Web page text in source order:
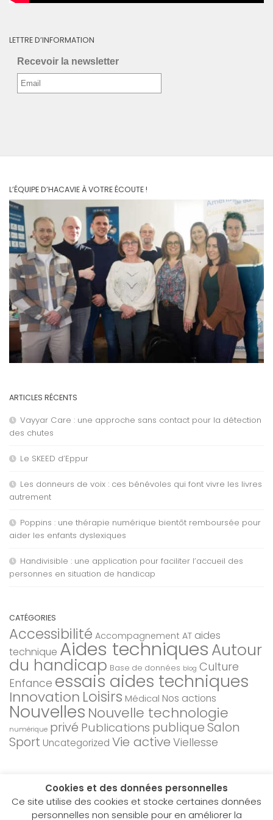
LETTRE D’INFORMATION
Recevoir la newsletter
L’ÉQUIPE D’HACAVIE À VOTRE ÉCOUTE !
ARTICLES RÉCENTS
Vayyar Care : une approche sans contact pour la détection
des chutes
Le SKEED d’Eppur
Les donneurs de voix : ces bénévoles qui font vivre les livres
autrement
Poppins : une thérapie numérique bientôt remboursée pour
aider les enfants dyslexiques
Handivisible : une application pour faciliter l’accueil des
personnes en situation de handicap
CATÉGORIES
Accessibilité Accompagnement AT aides
technique Aides techniquesAutour
du handicap Base de données blog Culture
Enfance essais aides techniques
Innovation Loisirs Médical Nos actions
Nouvelles Nouvelle technologie
numérique privé Publications publiqueSalon
Sport Uncategorized Vie active Viellesse
Cookies et des données personnelles
Ce site utilise des cookies et stocke certaines données
personnelles non sensible pour en améliorer la